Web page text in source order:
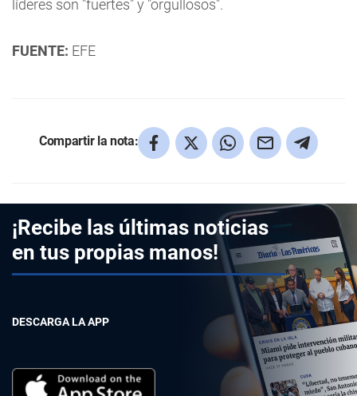
líderes son "fuertes" y "orgullosos".
FUENTE: EFE
Compartir la nota:
¡Recibe las últimas noticias
en tus propias manos!
DESCARGA LA APP